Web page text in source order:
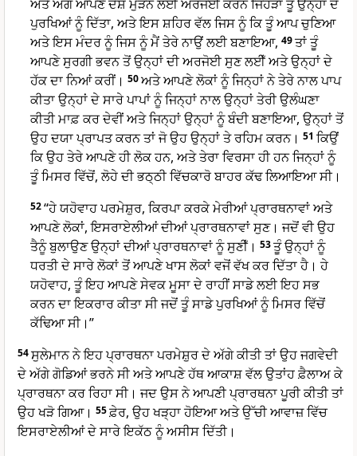
ਅਤੇ ਅੱਗੋਂ ਆਪਣੇ ਦੇਸ਼ ਮੁੜਨ ਲਈ ਅਰਜੋਈ ਕਰਨ ਜਿਹੜਾ ਤੂੰ ਉਨ੍ਹਾਂ ਦੇ
ਪੁਰਖਿਆਂ ਨੂੰ ਦਿੱਤਾ, ਅਤੇ ਇਸ ਸ਼ਹਿਰ ਵੱਲ ਜਿਸ ਨੂੰ ਕਿ ਤੂੰ ਆਪ ਚੁਣਿਆ
ਅਤੇ ਇਸ ਮੰਦਰ ਨੂੰ ਜਿਸ ਨੂੰ ਮੈਂ ਤੇਰੇ ਨਾਉਂ ਲਈ ਬਣਾਇਆ, 49ਤਾਂ ਤੂੰ
ਆਪਣੇ ਸੁਰਗੀ ਭਵਨ ਤੋਂ ਉਨ੍ਹਾਂ ਦੀ ਅਰਜੋਈ ਸੁਣ ਲਈਁ ਅਤੇ ਉਨ੍ਹਾਂ ਦੇ
ਹੱਕ ਦਾ ਨਿਆਂ ਕਰੀਂ। 50ਅਤੇ ਆਪਣੇ ਲੋਕਾਂ ਨੂੰ ਜਿਨ੍ਹਾਂ ਨੇ ਤੇਰੇ ਨਾਲ ਪਾਪ
ਕੀਤਾ ਉਨ੍ਹਾਂ ਦੇ ਸਾਰੇ ਪਾਪਾਂ ਨੂੰ ਜਿਨ੍ਹਾਂ ਨਾਲ ਉਨ੍ਹਾਂ ਤੇਰੀ ਉਲੰਘਣਾ
ਕੀਤੀ ਮਾਫ਼ ਕਰ ਦੇਵੀਂ ਅਤੇ ਜਿਨ੍ਹਾਂ ਉਨ੍ਹਾਂ ਨੂੰ ਬੰਦੀ ਬਣਾਇਆ, ਉਨ੍ਹਾਂ ਤੋਂ
ਉਹ ਦਯਾ ਪ੍ਰਾਪਤ ਕਰਨ ਤਾਂ ਜੋ ਉਹ ਉਨ੍ਹਾਂ ਤੇ ਰਹਿਮ ਕਰਨ। 51 ਕਿਉਂ
ਕਿ ਉਹ ਤੇਰੇ ਆਪਣੇ ਹੀ ਲੋਕ ਹਨ, ਅਤੇ ਤੇਰਾ ਵਿਰਸਾ ਹੀ ਹਨ ਜਿਨ੍ਹਾਂ ਨੂੰ
ਤੂੰ ਮਿਸਰ ਵਿੱਚੋਂ, ਲੋਹੇ ਦੀ ਭਠ੍ਠੀ ਵਿੱਚਕਾਰੋ ਬਾਹਰ ਕੱਢ ਲਿਆਇਆ ਸੀ।
52“ਹੇ ਯਹੋਵਾਹ ਪਰਮੇਸ਼ੁਰ, ਕਿਰਪਾ ਕਰਕੇ ਮੇਰੀਆਂ ਪ੍ਰਾਰਥਨਾਵਾਂ ਅਤੇ
ਆਪਣੇ ਲੋਕਾਂ, ਇਸਰਾਏਲੀਆਂ ਦੀਆਂ ਪ੍ਰਾਰਥਨਾਵਾਂ ਸੁਣ। ਜਦੋਂ ਵੀ ਉਹ
ਤੈਨੂੰ ਬੁਲਾਉਣ ਉਨ੍ਹਾਂ ਦੀਆਂ ਪ੍ਰਾਰਥਨਾਵਾਂ ਨੂੰ ਸੁਣੀਁ। 53ਤੂੰ ਉਨ੍ਹਾਂ ਨੂੰ
ਧਰਤੀ ਦੇ ਸਾਰੇ ਲੋਕਾਂ ਤੋਂ ਆਪਣੇ ਖਾਸ ਲੋਕਾਂ ਵਜੋਂ ਵੱਖ ਕਰ ਦਿੱਤਾ ਹੈ। ਹੇ
ਯਹੋਵਾਹ, ਤੂੰ ਇਹ ਆਪਣੇ ਸੇਵਕ ਮੂਸਾ ਦੇ ਰਾਹੀਂ ਸਾਡੇ ਲਈ ਇਹ ਸਭ
ਕਰਨ ਦਾ ਇਕਰਾਰ ਕੀਤਾ ਸੀ ਜਦੋਂ ਤੂੰ ਸਾਡੇ ਪੁਰਖਿਆਂ ਨੂੰ ਮਿਸਰ ਵਿੱਚੋਂ
ਕੱਢਿਆ ਸੀ।”
54ਸੁਲੇਮਾਨ ਨੇ ਇਹ ਪ੍ਰਾਰਥਨਾ ਪਰਮੇਸ਼ੁਰ ਦੇ ਅੱਗੇ ਕੀਤੀ ਤਾਂ ਉਹ ਜਗਵੇਦੀ
ਦੇ ਅੱਗੇ ਗੋਡਿਆਂ ਭਰਨੇ ਸੀ ਅਤੇ ਆਪਣੇ ਹੱਥ ਆਕਾਸ਼ ਵੱਲ ਉਤਾਂਹ ਫ਼ੈਲਾਅ ਕੇ
ਪ੍ਰਾਰਥਨਾ ਕਰ ਰਿਹਾ ਸੀ। ਜਦ ਉਸ ਨੇ ਆਪਣੀ ਪ੍ਰਾਰਥਨਾ ਪੂਰੀ ਕੀਤੀ ਤਾਂ
ਉਹ ਖੜੋ ਗਿਆ। 55ਫ਼ੇਰ, ਉਹ ਖੜ੍ਹਾ ਹੋਇਆ ਅਤੇ ਉੱਚੀ ਆਵਾਜ਼ ਵਿੱਚ
ਇਸਰਾਏਲੀਆਂ ਦੇ ਸਾਰੇ ਇਕੱਠ ਨੂੰ ਅਸੀਸ ਦਿੱਤੀ।